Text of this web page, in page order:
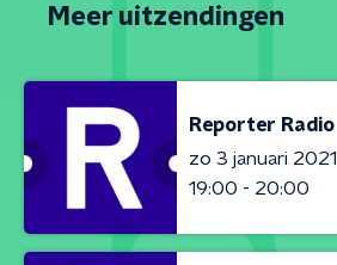
Meer uitzendingen
Reporter Radio
zo 3 januari 2021
19:00 - 20:00